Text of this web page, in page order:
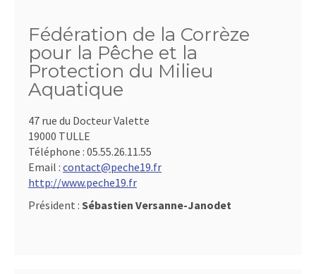
Fédération de la Corrèze
pour la Pêche et la
Protection du Milieu
Aquatique
47 rue du Docteur Valette
19000 TULLE
Téléphone : 05.55.26.11.55
Email : contact@peche19.fr
http://www.peche19.fr
Président : Sébastien Versanne-Janodet